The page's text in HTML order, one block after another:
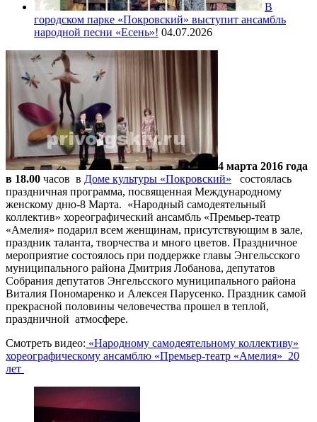
В
городском парке «Покровский» выступит ансамбль
народной песни «Есень»! 04.07.2026
4 марта 2016 года
в 18.00 часов в Доме культуры «Покровский» состоялась
праздничная программа, посвященная Международному
женскому дню-8 Марта. «Народный самодеятельный
коллектив» хореографический ансамбль «Премьер-театр
«Амелия» подарил всем женщинам, присутствующим в зале,
праздник таланта, творчества и много цветов. Праздничное
мероприятие состоялось при поддержке главы Энгельсского
муниципального района Дмитрия Лобанова, депутатов
Собрания депутатов Энгельсского муниципального района
Виталия Пономаренко и Алексея Парусенко. Праздник самой
прекрасной половины человечества прошел в теплой,
праздничной атмосфере.
Смотреть видео: «Народному самодеятельному коллективу»
хореографическому ансамблю «Премьер-театр «Амелия» 20
лет